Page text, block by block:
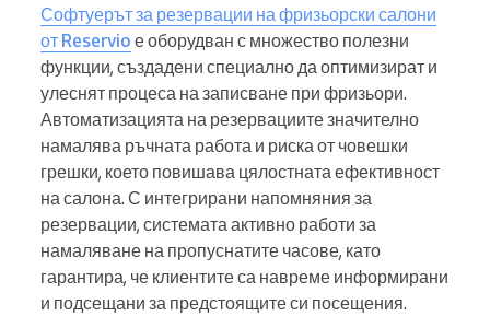
Софтуерът за резервации на фризьорски салони
от Reservio е оборудван с множество полезни
функции, създадени специално да оптимизират и
улеснят процеса на записване при фризьори.
Автоматизацията на резервациите значително
намалява ръчната работа и риска от човешки
грешки, което повишава цялостната ефективност
на салона. С интегрирани напомняния за
резервации, системата активно работи за
намаляване на пропуснатите часове, като
гарантира, че клиентите са навреме информирани
и подсещани за предстоящите си посещения.